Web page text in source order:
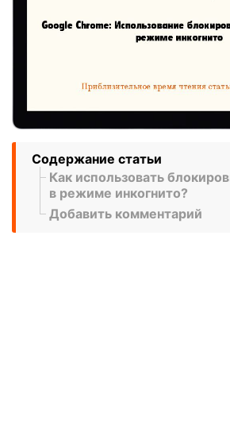
Содержание статьи
Как использовать
в режиме инкогнито?
Добавить комментарий